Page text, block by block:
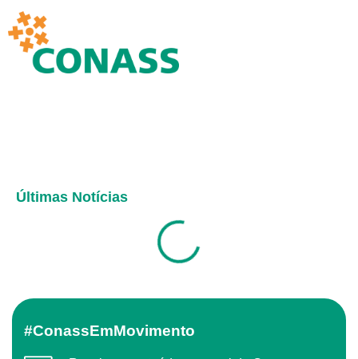
Últimas Notícias
#ConassEmMovimento